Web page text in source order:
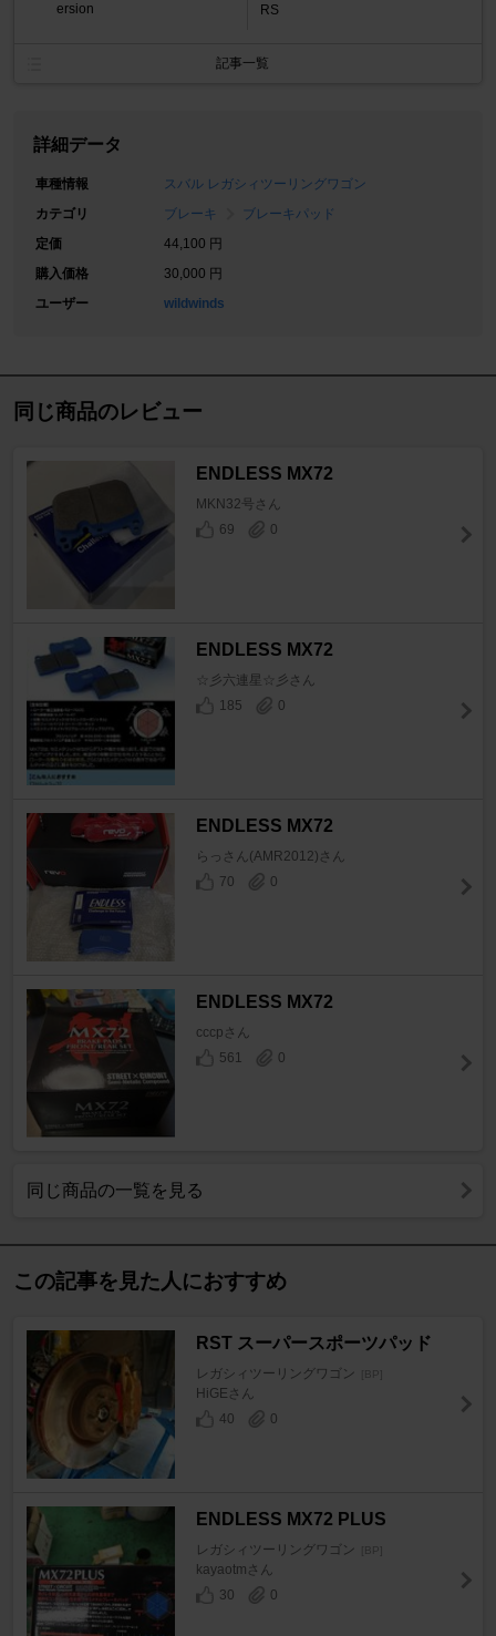
ersion
RS
記事一覧
詳細データ
車種情報
スバル レガシィツーリングワゴン
カテゴリ
ブレーキ
ブレーキパッド
定価
44,100 円
購入価格
30,000 円
ユーザー
wildwinds
同じ商品のレビュー
ENDLESS MX72
MKN32号さん
69
0
ENDLESS MX72
☆彡六連星☆彡さん
185
0
ENDLESS MX72
らっさん(AMR2012)さん
70
0
ENDLESS MX72
cccpさん
561
0
同じ商品の一覧を見る
この記事を見た人におすすめ
RST スーパースポーツパッド
レガシィツーリングワゴン [BP]
HiGEさん
40
0
ENDLESS MX72 PLUS
レガシィツーリングワゴン [BP]
kayaotmさん
30
0